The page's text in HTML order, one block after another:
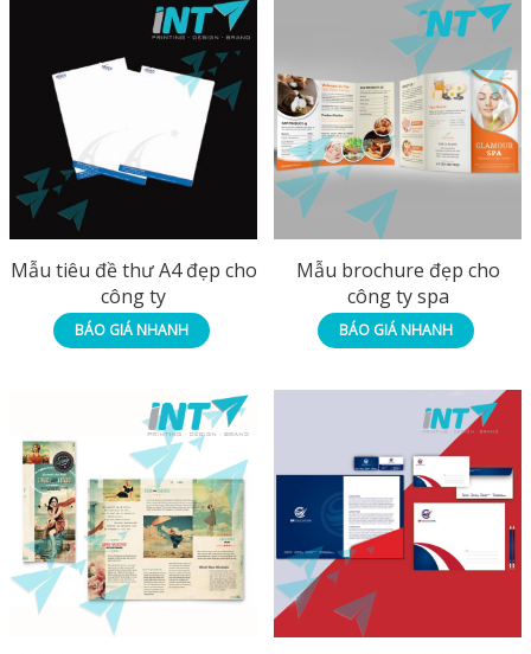
Mẫu tiêu đề thư A4 đẹp cho
công ty
BÁO GIÁ NHANH
Mẫu brochure đẹp cho
công ty spa
BÁO GIÁ NHANH